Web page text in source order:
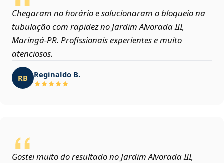
Chegaram no horário e solucionaram o bloqueio na
tubulação com rapidez no Jardim Alvorada III,
Maringá‑PR. Profissionais experientes e muito
atenciosos.
RB Reginaldo B.
Gostei muito do resultado no Jardim Alvorada III,